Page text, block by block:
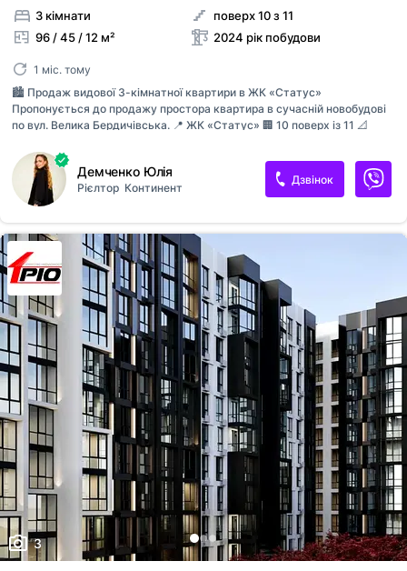
3 кімнати
96 / 45 / 12 м²
поверх 10 з 11
2024 рік побудови
1 міс. тому
🏙️ Продаж видової 3-кімнатної квартири в ЖК «Статус»
Пропонується до продажу простора квартира в сучасній новобудові
по вул. Велика Бердичівська. 📍 ЖК «Статус» 🏢 10 поверх із 11 📐
квартира з панорамним видом на місто Це чудова можливість
створити інтер’єр своєї мрії з нуля, не переплачуючи за чужий ремонт.
Просторе планування, великі вікна та вдале розташування
забезпечують комфортне проживання для сім’ї та надихають щодня
насолоджуватися краєвидами міста. Квартира, де кожен метр можна
реалізувати саме так, як ви завжди хотіли. Новий будинок, гарна
локація та захопливий вид з вікон — поєднання, яке зустрічається
нечасто.
Демченко Юлія
Рієлтор Континент
Дзвінок
3